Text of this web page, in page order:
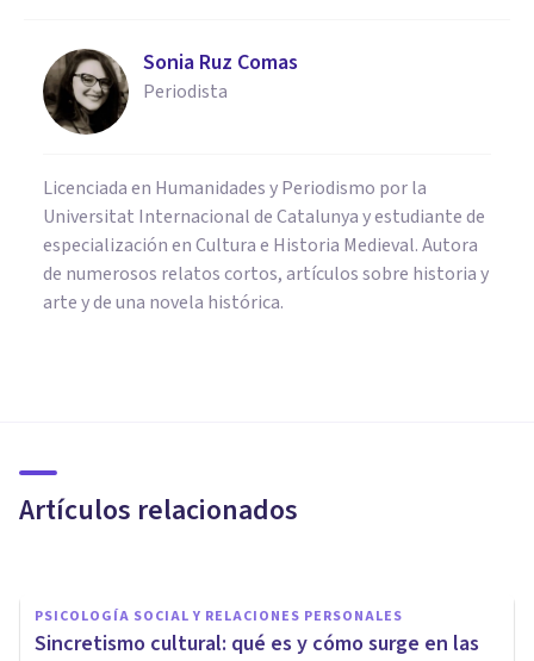
Sonia Ruz Comas
Periodista
Licenciada en Humanidades y Periodismo por la
Universitat Internacional de Catalunya y estudiante de
especialización en Cultura e Historia Medieval. Autora
de numerosos relatos cortos, artículos sobre historia y
arte y de una novela histórica.
Artículos relacionados
científica
PSICOLOGÍA SOCIAL Y RELACIONES PERSONALES
Sincretismo cultural: qué es y cómo surge en las